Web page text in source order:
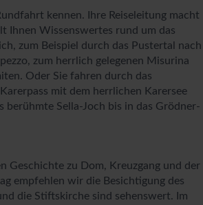
kennen. Ihre Reiseleitung macht
Ihnen Wissenswertes rund um das
zum Beispiel durch das Pustertal nach
zum herrlich gelegenen Misurina
Oder Sie fahren durch das
mit dem herrlichen Karersee
berühmte Sella-Joch bis in das Grödner-
Geschichte zu Dom, Kreuzgang und der
empfehlen wir die Besichtigung des
die Stiftskirche sind sehenswert. Im